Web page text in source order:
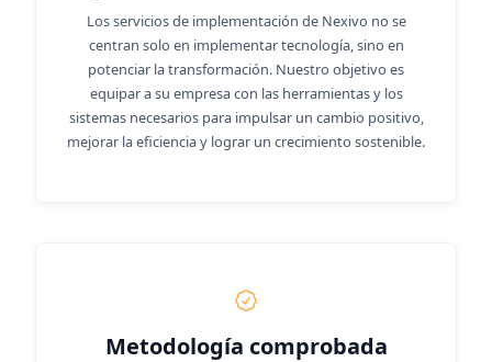
Los servicios de implementación de Nexivo no se
centran solo en implementar tecnología, sino en
potenciar la transformación. Nuestro objetivo es
equipar a su empresa con las herramientas y los
sistemas necesarios para impulsar un cambio positivo,
mejorar la eficiencia y lograr un crecimiento sostenible.
Metodología comprobada